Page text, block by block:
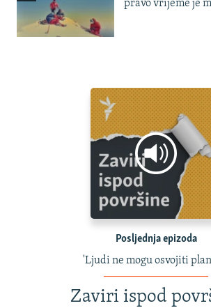
pravo vrijeme je
Posljednja epizoda
'Ljudi ne mogu osvojiti
Zaviri ispod